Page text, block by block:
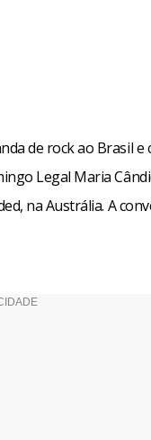
de rock ao Brasil
Legal Maria
na Austrália. A